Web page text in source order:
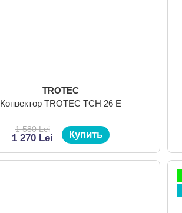
TROTEC
Конвектор TROTEC TCH 26 E
1 580 Lei
1 270 Lei Купить